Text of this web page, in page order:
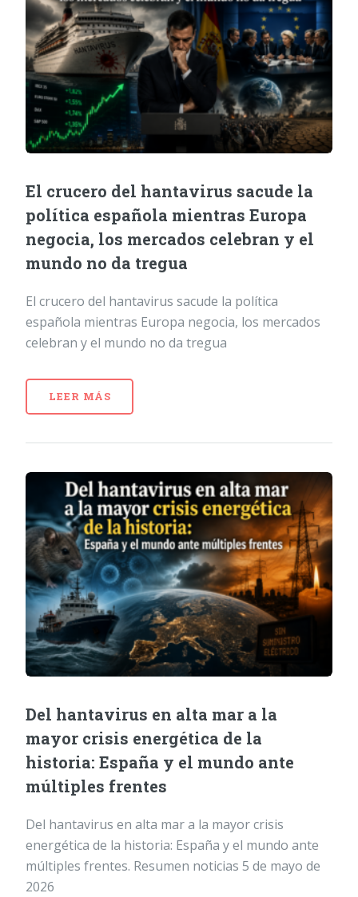
El crucero del hantavirus sacude la
política española mientras Europa
negocia, los mercados celebran y el
mundo no da tregua
El crucero del hantavirus sacude la política
española mientras Europa negocia, los mercados
celebran y el mundo no da tregua
LEER MÁS
Del hantavirus en alta mar a la
mayor crisis energética de la
historia: España y el mundo ante
múltiples frentes
Del hantavirus en alta mar a la mayor crisis
energética de la historia: España y el mundo ante
múltiples frentes. Resumen noticias 5 de mayo de
2026